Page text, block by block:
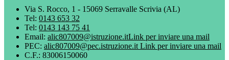
Via S. Rocco, 1 - 15069 Serravalle Scrivia (AL)
Tel: 0143 653 32
Tel: 0143 143 75 41
Email: alic807009@istruzione.itLink per inviare una mail
PEC: alic807009@pec.istruzione.it Link per inviare una mail
C.F.: 83006150060